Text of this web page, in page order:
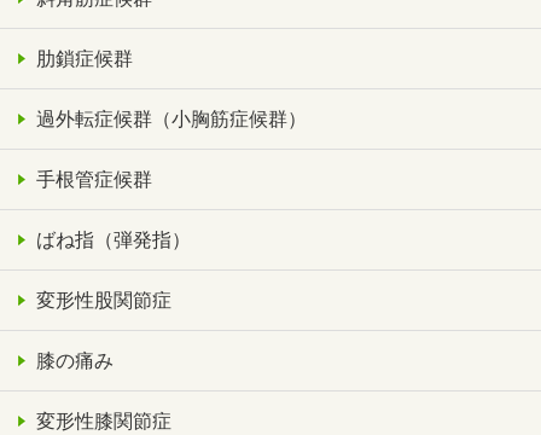
肋鎖症候群
過外転症候群（小胸筋症候群）
手根管症候群
ばね指（弾発指）
変形性股関節症
膝の痛み
変形性膝関節症